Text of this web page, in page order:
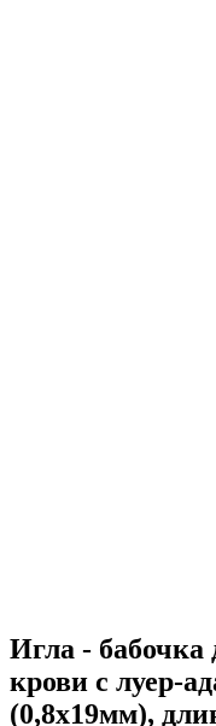
Игла - бабочка
крови с луер-
(0,8х19мм),